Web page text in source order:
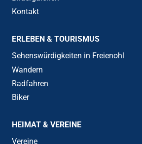
Kontakt
ERLEBEN & TOURISMUS
Sehenswürdigkeiten in Freienohl
Wandern
Radfahren
Biker
HEIMAT & VEREINE
Vereine